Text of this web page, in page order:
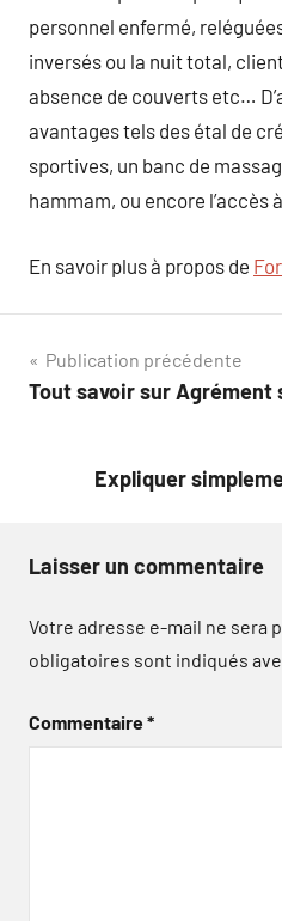
personnel enfermé,
inversés ou la nuit total,
absence de couverts etc…
avantages tels des étal de
sportives, un banc de
hammam, ou encore l’accès
En savoir plus à propos de
Navigation
de
Publication précédente
Tout savoir sur Agrément
Expliquer
Laisser un commentaire
Votre adresse e-mail ne sera
obligatoires sont indiqués
Commentaire*